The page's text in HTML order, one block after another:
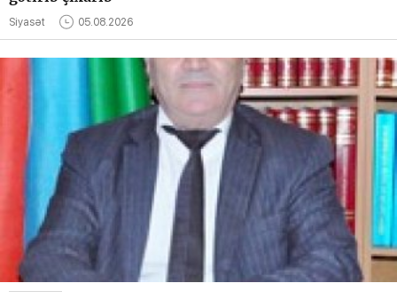
Siyasət 05.08.2026